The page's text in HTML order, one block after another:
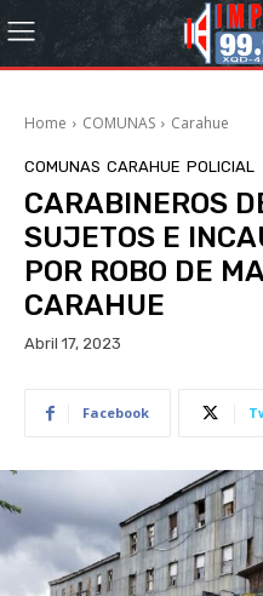
Home COMUNAS Carahue
COMUNAS CARAHUE POLICIAL
CARABINEROS
SUJETOS E
POR ROBO DE
CARAHUE
Abril 17, 2023
Facebook